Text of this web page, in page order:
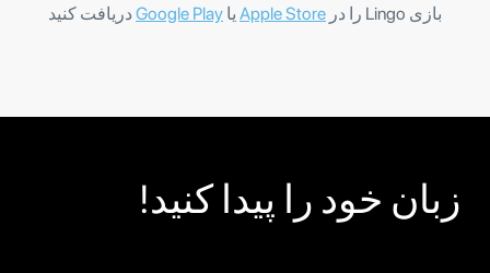
بازی Lingo را در Apple Store یا Google Play دریافت کنید
زبان خود را پیدا کنید!